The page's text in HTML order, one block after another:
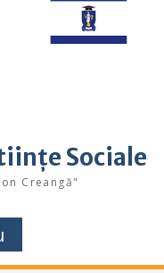
Sociale
Creangă"